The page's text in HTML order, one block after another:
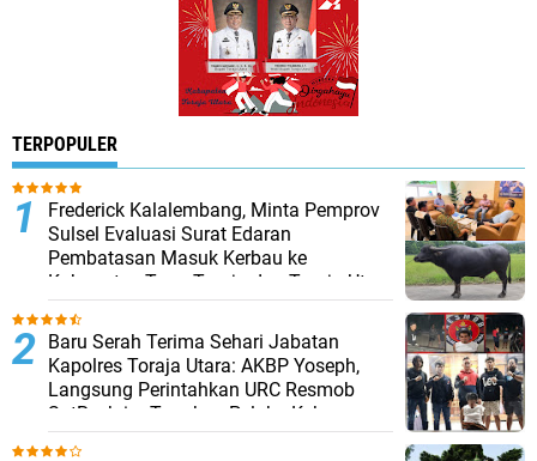
TERPOPULER
Frederick Kalalembang, Minta Pemprov
Sulsel Evaluasi Surat Edaran
Pembatasan Masuk Kerbau ke
Kabupaten Tana Toraja dan Toraja Utara
Baru Serah Terima Sehari Jabatan
Kapolres Toraja Utara: AKBP Yoseph,
Langsung Perintahkan URC Resmob
SatReskrim Tangkap Pelaku Kekerasan
Seksual Anak Di Bawah Umur